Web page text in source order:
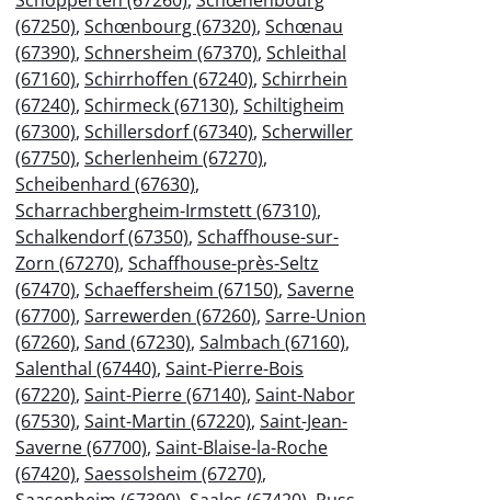
(67250), Schœnbourg (67320), Schœnau
(67390), Schnersheim (67370), Schleithal
(67160), Schirrhoffen (67240), Schirrhein
(67240), Schirmeck (67130), Schiltigheim
(67300), Schillersdorf (67340), Scherwiller
(67750), Scherlenheim (67270),
Scheibenhard (67630),
Scharrachbergheim-Irmstett (67310),
Schalkendorf (67350), Schaffhouse-sur-
Zorn (67270), Schaffhouse-près-Seltz
(67470), Schaeffersheim (67150), Saverne
(67700), Sarrewerden (67260), Sarre-Union
(67260), Sand (67230), Salmbach (67160),
Salenthal (67440), Saint-Pierre-Bois
(67220), Saint-Pierre (67140), Saint-Nabor
(67530), Saint-Martin (67220), Saint-Jean-
Saverne (67700), Saint-Blaise-la-Roche
(67420), Saessolsheim (67270),